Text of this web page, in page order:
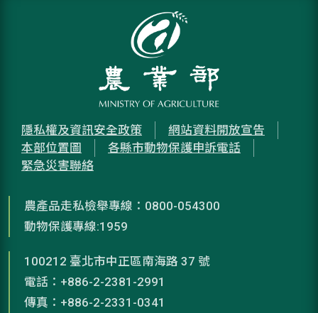
隱私權及資訊安全政策
網站資料開放宣告
本部位置圖
各縣市動物保護申訴電話
緊急災害聯絡
農產品走私檢舉專線：0800-054300
動物保護專線:1959
100212 臺北市中正區南海路 37 號
電話：+886-2-2381-2991
傳真：+886-2-2331-0341